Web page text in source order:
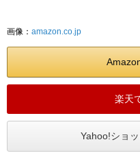
画像： amazon.co.jp
楽天
Yahoo!ショ